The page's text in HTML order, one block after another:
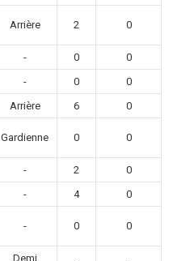
Arrière 2 0
- 0
0
- 0
0
Arrière 6 0
Gardienne 0 0
- 2
0
- 4 0
- 0 0
Demi